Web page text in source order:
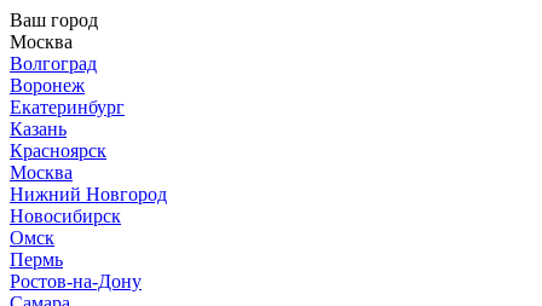
Ваш город
Москва
Волгоград
Воронеж
Екатеринбург
Казань
Красноярск
Москва
Нижний Новгород
Новосибирск
Омск
Пермь
Ростов-на-Дону